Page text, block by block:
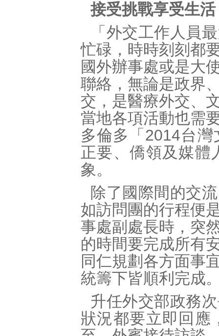
接受挑戰享受生
「外交工作人員
忙碌，時時刻刻都
國外辦事處或是大
聯絡，無論是政界
交，是醫療外交、
當地各項活動也需
多倫多「2014台
正要、僑領及媒體
象。
除了國際間的交
如訪問團的行程便
事處副處長時，突
的時間要完成所有
同仁規劃各方面事
統籌下皆順利完成
升任外交部政務
狀況都要立即回應